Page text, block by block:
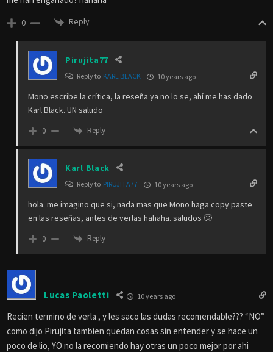
0 Reply
Pirujita77
Reply to KARL BLACK 10 years ago
Mono escribe la crítica, la reseña ya no lo se, ahí me has dado
Karl Black. UN saludo
0 Reply
Karl Black
Reply to PIRUJITA77 10 years ago
hola. me imagino que si, nada mas que Mono haga copy paste
en las reseñas, antes de verlas hahaha. saludos 🙂
0 Reply
Lucas Paoletti 10 years ago
Recien termino de verla , y les saco las dudas recomendable??? “NO”
como dijo Pirujita tambien quedan cosas sin entender y se hace un
poco de lio, YO no la recomiendo hay otras un poco mejor por ahi